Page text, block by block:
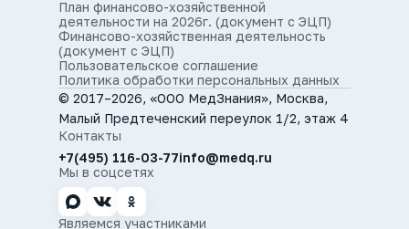
План финансово-хозяйственной
деятельности на 2026г. (документ с ЭЦП)
Финансово-хозяйственная деятельность
(документ с ЭЦП)
Пользовательское соглашение
Политика обработки персональных данных
© 2017–2026, «ООО МедЗнания», Москва,
Малый Предтеченский переулок 1/2, этаж 4
Контакты
+7(495) 116-03-77info@medq.ru
Мы в соцсетях
Являемся участниками